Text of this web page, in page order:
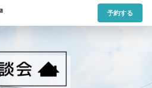
予約する